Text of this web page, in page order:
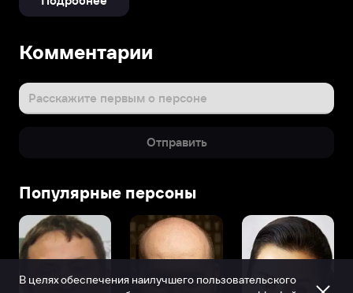
Комментарии
Расскажите первым о персоне
Отправить
Популярные персоны
В целях обеспечения наилучшего пользовательского